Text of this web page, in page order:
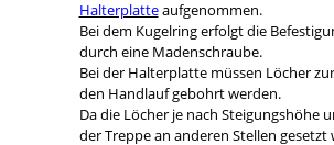
Halterplatteaufgenommen.
Bei dem Kugelring erfolgt die
durch eine Madenschraube.
Bei der Halterplatte müssen Löcher
den Handlauf gebohrt werden.
Da die Löcher je nach Steigungshöhe
der Treppe an anderen Stellen gesetzt